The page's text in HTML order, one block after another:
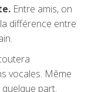
Entre amis, on
différence entre
vocales. Même
part.